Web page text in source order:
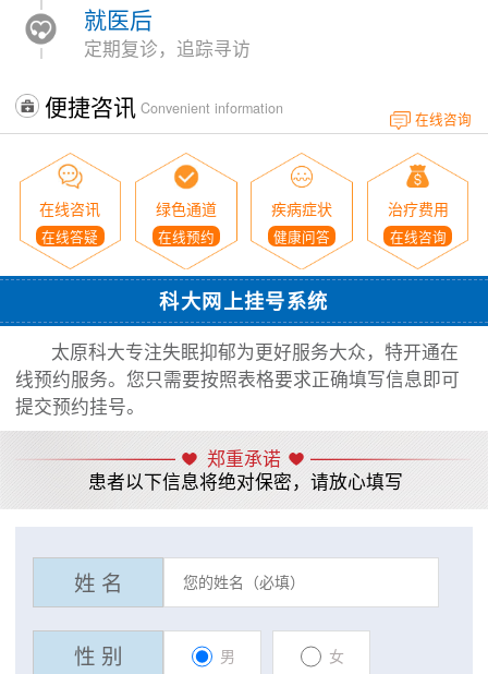
就医后
定期复诊，追踪寻访
便捷咨讯 Convenient information
在线咨询
在线咨讯
在线答疑
绿色通道
在线预约
疾病症状
健康问答
治疗费用
在线咨询
科大网上挂号系统
太原科大专注失眠抑郁为更好服务大众，特开通在
线预约服务。您只需要按照表格要求正确填写信息即可
提交预约挂号。
郑重承诺
患者以下信息将绝对保密，请放心填写
姓 名
性 别 男 女